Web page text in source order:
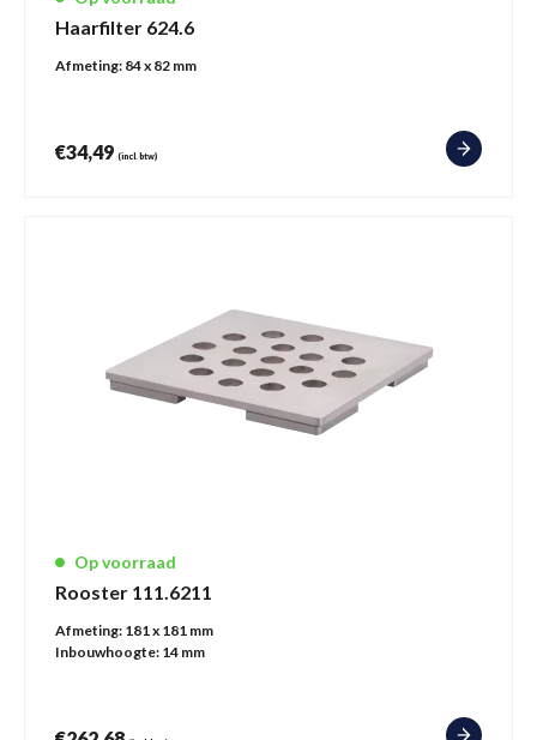
Haarfilter 624.6
Afmeting: 84 x 82 mm
€34,49 (incl. btw)
Op voorraad
Rooster 111.6211
Afmeting: 181 x 181 mm
Inbouwhoogte: 14 mm